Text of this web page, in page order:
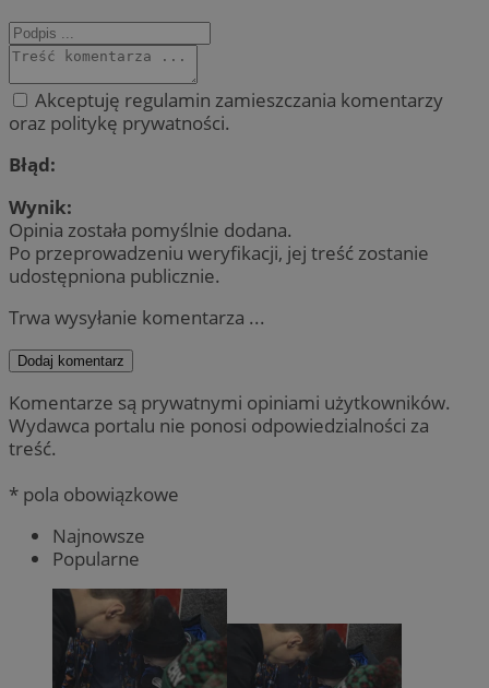
Akceptuję regulamin zamieszczania komentarzy
oraz politykę prywatności.
Błąd:
Wynik:
Opinia została pomyślnie dodana.
Po przeprowadzeniu weryfikacji, jej treść zostanie
udostępniona publicznie.
Trwa wysyłanie komentarza ...
Dodaj komentarz
Komentarze są prywatnymi opiniami użytkowników.
Wydawca portalu nie ponosi odpowiedzialności za
treść.
* pola obowiązkowe
Najnowsze
Popularne